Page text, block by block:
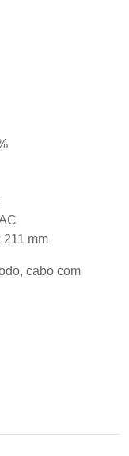
211 mm
cabo com